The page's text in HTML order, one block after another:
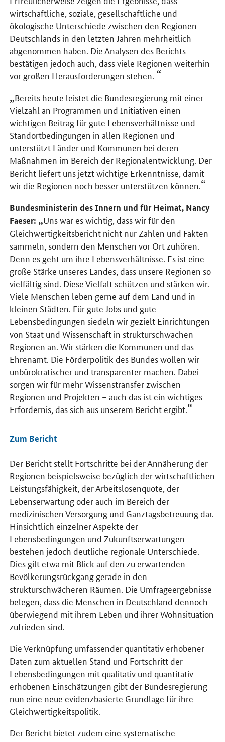
wirtschaftliche, soziale, gesellschaftliche und
ökologische Unterschiede zwischen den Regionen
Deutschlands in den letzten Jahren mehrheitlich
abgenommen haben. Die Analysen des Berichts
bestätigen jedoch auch, dass viele Regionen weiterhin
vor großen Herausforderungen stehen.
Bereits heute leistet die Bundesregierung mit einer
Vielzahl an Programmen und Initiativen einen
wichtigen Beitrag für gute Lebensverhältnisse und
Standortbedingungen in allen Regionen und
unterstützt Länder und Kommunen bei deren
Maßnahmen im Bereich der Regionalentwicklung. Der
Bericht liefert uns jetzt wichtige Erkenntnisse, damit
wir die Regionen noch besser unterstützen können.
Bundesministerin des Innern und für Heimat, Nancy
Faeser:
Uns war es wichtig, dass wir für den
Gleichwertigkeitsbericht nicht nur Zahlen und Fakten
sammeln, sondern den Menschen vor Ort zuhören.
Denn es geht um ihre Lebensverhältnisse. Es ist eine
große Stärke unseres Landes, dass unsere Regionen so
vielfältig sind. Diese Vielfalt schützen und stärken wir.
Viele Menschen leben gerne auf dem Land und in
kleinen Städten. Für gute Jobs und gute
Lebensbedingungen siedeln wir gezielt Einrichtungen
von Staat und Wissenschaft in strukturschwachen
Regionen an. Wir stärken die Kommunen und das
Ehrenamt. Die Förderpolitik des Bundes wollen wir
unbürokratischer und transparenter machen. Dabei
sorgen wir für mehr Wissenstransfer zwischen
Regionen und Projekten – auch das ist ein wichtiges
Erfordernis, das sich aus unserem Bericht ergibt.
Zum Bericht
Der Bericht stellt Fortschritte bei der Annäherung der
Regionen beispielsweise bezüglich der wirtschaftlichen
Leistungsfähigkeit, der Arbeitslosenquote, der
Lebenserwartung oder auch im Bereich der
medizinischen Versorgung und Ganztagsbetreuung dar.
Hinsichtlich einzelner Aspekte der
Lebensbedingungen und Zukunftserwartungen
bestehen jedoch deutliche regionale Unterschiede.
Dies gilt etwa mit Blick auf den zu erwartenden
Bevölkerungsrückgang gerade in den
strukturschwächeren Räumen. Die Umfrageergebnisse
belegen, dass die Menschen in Deutschland dennoch
überwiegend mit ihrem Leben und ihrer Wohnsituation
zufrieden sind.
Die Verknüpfung umfassender quantitativ erhobener
Daten zum aktuellen Stand und Fortschritt der
Lebensbedingungen mit qualitativ und quantitativ
erhobenen Einschätzungen gibt der Bundesregierung
nun eine neue evidenzbasierte Grundlage für ihre
Gleichwertigkeitspolitik.
Der Bericht bietet zudem eine systematische